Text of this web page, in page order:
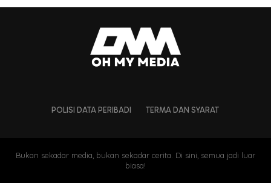
POLISI DATA PERIBADI TERMA DAN SYARAT
Bukan sekadar media, bukan sekadar cerita. Di sini, semua jadi luar
biasa!